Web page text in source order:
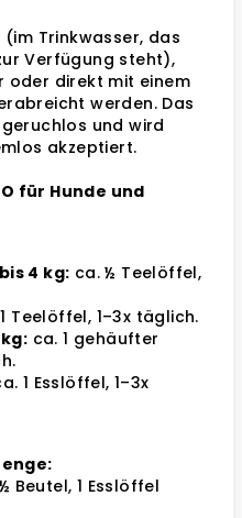
Trinkwasser, das
Verfügung steht),
oder direkt mit einem
werden. Das
und wird
akzeptiert.
für Hunde und
4 kg: ca. ½ Teelöffel,
Teelöffel, 1–3x täglich.
ca. 1 gehäufter
1 Esslöffel, 1–3x
Beutel, 1 Esslöffel